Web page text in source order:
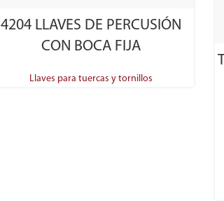
4204 LLAVES DE PERCUSIÓN
CON BOCA FIJA
Llaves para tuercas y tornillos